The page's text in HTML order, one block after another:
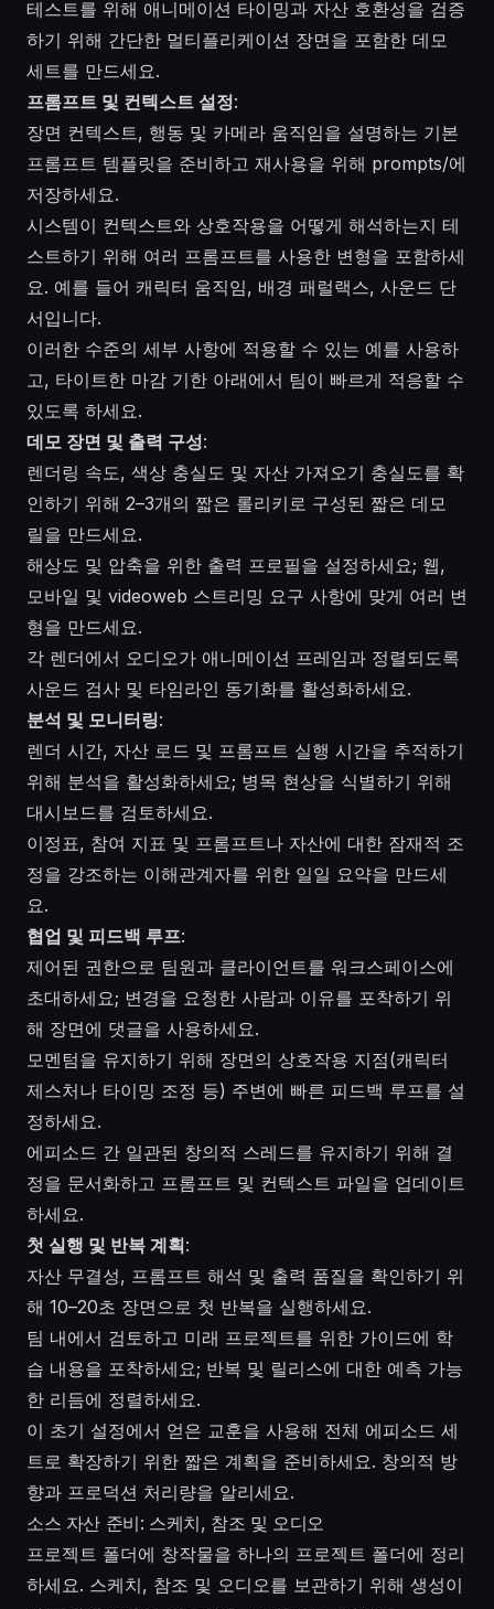
테스트를 위해 애니메이션 타이밍과 자산 호환성을 검증
하기 위해 간단한 멀티플리케이션 장면을 포함한 데모
세트를 만드세요.
프롬프트 및 컨텍스트 설정:
장면 컨텍스트, 행동 및 카메라 움직임을 설명하는 기본
프롬프트 템플릿을 준비하고 재사용을 위해 prompts/에
저장하세요.
시스템이 컨텍스트와 상호작용을 어떻게 해석하는지 테
스트하기 위해 여러 프롬프트를 사용한 변형을 포함하세
요. 예를 들어 캐릭터 움직임, 배경 패럴랙스, 사운드 단
서입니다.
이러한 수준의 세부 사항에 적용할 수 있는 예를 사용하
고, 타이트한 마감 기한 아래에서 팀이 빠르게 적응할 수
있도록 하세요.
데모 장면 및 출력 구성:
렌더링 속도, 색상 충실도 및 자산 가져오기 충실도를 확
인하기 위해 2–3개의 짧은 롤리키로 구성된 짧은 데모
릴을 만드세요.
해상도 및 압축을 위한 출력 프로필을 설정하세요; 웹,
모바일 및 videoweb 스트리밍 요구 사항에 맞게 여러 변
형을 만드세요.
각 렌더에서 오디오가 애니메이션 프레임과 정렬되도록
사운드 검사 및 타임라인 동기화를 활성화하세요.
분석 및 모니터링:
렌더 시간, 자산 로드 및 프롬프트 실행 시간을 추적하기
위해 분석을 활성화하세요; 병목 현상을 식별하기 위해
대시보드를 검토하세요.
이정표, 참여 지표 및 프롬프트나 자산에 대한 잠재적 조
정을 강조하는 이해관계자를 위한 일일 요약을 만드세
요.
협업 및 피드백 루프:
제어된 권한으로 팀원과 클라이언트를 워크스페이스에
초대하세요; 변경을 요청한 사람과 이유를 포착하기 위
해 장면에 댓글을 사용하세요.
모멘텀을 유지하기 위해 장면의 상호작용 지점(캐릭터
제스처나 타이밍 조정 등) 주변에 빠른 피드백 루프를 설
정하세요.
에피소드 간 일관된 창의적 스레드를 유지하기 위해 결
정을 문서화하고 프롬프트 및 컨텍스트 파일을 업데이트
하세요.
첫 실행 및 반복 계획:
자산 무결성, 프롬프트 해석 및 출력 품질을 확인하기 위
해 10–20초 장면으로 첫 반복을 실행하세요.
팀 내에서 검토하고 미래 프로젝트를 위한 가이드에 학
습 내용을 포착하세요; 반복 및 릴리스에 대한 예측 가능
한 리듬에 정렬하세요.
이 초기 설정에서 얻은 교훈을 사용해 전체 에피소드 세
트로 확장하기 위한 짧은 계획을 준비하세요. 창의적 방
향과 프로덕션 처리량을 알리세요.
소스 자산 준비: 스케치, 참조 및 오디오
프로젝트 폴더에 창작물을 하나의 프로젝트 폴더에 정리
하세요. 스케치, 참조 및 오디오를 보관하기 위해 생성이